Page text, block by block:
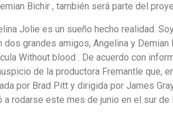
Bichir , también será parte del
Jolie es un sueño hecho realidad.
dos grandes amigos, Angelina y
Without blood . De acuerdo con
de la productora Fremantle que,
por Brad Pitt y dirigida por James
rodarse este mes de junio en el sur